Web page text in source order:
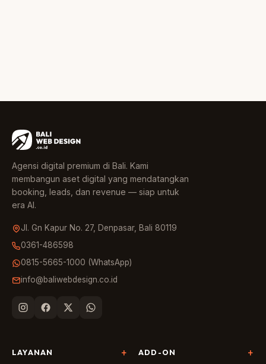
Agensi digital premium di Bali. Kami
membangun aset digital yang mendatangkan
booking, leads, dan revenue — siap untuk
era AI.
Jl. Gn Kapur No. 27, Denpasar, Bali 80119
0361-486598
0815-5665-1000 (WhatsApp)
info@baliwebdesign.co.id
LAYANAN ADD-ON